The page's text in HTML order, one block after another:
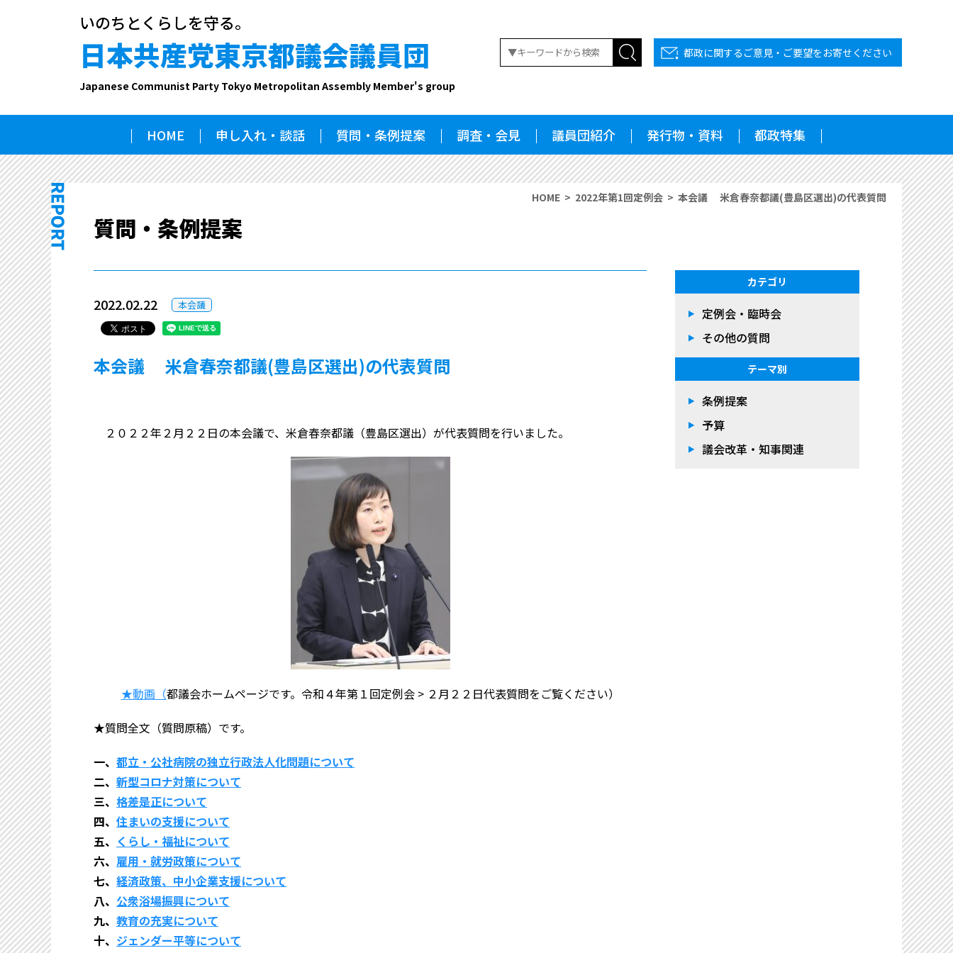
いのちとくらしを守る。
日本共産党東京都議会議員団
Japanese Communist Party Tokyo Metropolitan Assembly Member's group
都政に関するご意見・ご要望をお寄せください
HOME 申し入れ・談話 質問・条例提案 調査・会見 議員団紹介 発行物・資料 都政特集
HOME 2022年第1回定例会 本会議 米倉春奈都議(豊島区選出)の代表質問
質問・条例提案
2022.02.22 本会議
本会議 米倉春奈都議(豊島区選出)の代表質問
２０２２年２月２２日の本会議で、米倉春奈都議（豊島区選出）が代表質問を行いました。
★動画（都議会ホームページです。令和４年第１回定例会 > ２月２２日代表質問をご覧ください）
★質問全文（質問原稿）です。
一、 都立・公社病院の独立行政法人化問題について
二、 新型コロナ対策について
三、 格差是正について
四、 住まいの支援について
五、 くらし・福祉について
六、 雇用・就労政策について
七、 経済政策、中小企業支援について
八、 公衆浴場振興について
九、 教育の充実について
十、 ジェンダー平等について
カテゴリ
定例会・臨時会
その他の質問
テーマ別
条例提案
予算
議会改革・知事関連